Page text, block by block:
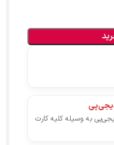
به وسیله کلیه کارت